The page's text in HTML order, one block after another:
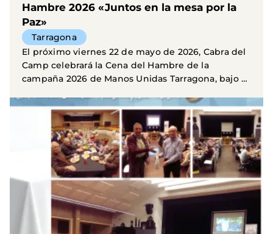
Hambre 2026 «Juntos en la mesa por la
Paz»
Tarragona
El próximo viernes 22 de mayo de 2026, Cabra del
Camp celebrará la Cena del Hambre de la
campaña 2026 de Manos Unidas Tarragona, bajo el